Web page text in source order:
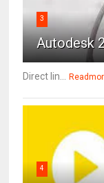
3
Autodesk
Direct lin...
4